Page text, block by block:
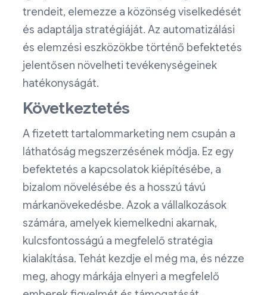
trendeit, elemezze a közönség viselkedését
és adaptálja stratégiáját. Az automatizálási
és elemzési eszközökbe történő befektetés
jelentősen növelheti tevékenységeinek
hatékonyságát.
Következtetés
A fizetett tartalommarketing nem csupán a
láthatóság megszerzésének módja. Ez egy
befektetés a kapcsolatok kiépítésébe, a
bizalom növelésébe és a hosszú távú
márkanövekedésbe. Azok a vállalkozások
számára, amelyek kiemelkedni akarnak,
kulcsfontosságú a megfelelő stratégia
kialakítása. Tehát kezdje el még ma, és nézze
meg, ahogy márkája elnyeri a megfelelő